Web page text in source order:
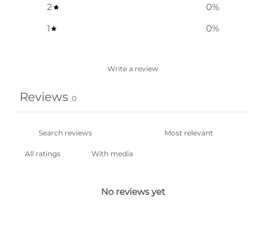
2
0%
1
0%
Write a review
Reviews 0
With media
No reviews yet